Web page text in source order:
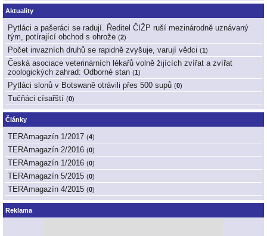
Aktuality
Pytláci a pašeráci se radují. Ředitel ČIŽP ruší mezinárodně uznávaný
tým, potírající obchod s ohrože (2)
Počet invazních druhů se rapidně zvyšuje, varují vědci (1 )
Česká asociace veterinárních lékařů volně žijících zvířat a zvířat
zoologických zahrad: Odborné stan (1 )
Pytláci slonů v Botswaně otrávili přes 500 supů (0)
Tučňáci císařští (0)
Články
TERAmagazín 1/2017 (4)
TERAmagazín 2/2016 (0)
TERAmagazín 1/2016 (0)
TERAmagazín 5/2015 (0)
TERAmagazín 4/2015 (0)
Reklama